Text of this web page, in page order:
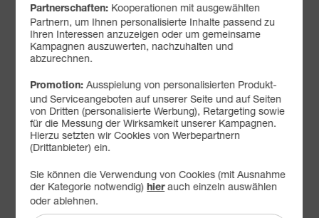
FAQ: Am häufigsten gesucht
Festnetz
Bestellen
Festnetz-Sperren
Festnetz-Rufnummern
Festnetz-Verbindungen
Festnetz-DSL-Störung
Partnerschaften: Kooperationen mit ausgewählten
Partnern, um Ihnen personalisierte Inhalte passend zu
Ihren Interessen anzuzeigen oder um gemeinsame
Kampagnen auszuwerten, nachzuhalten und
abzurechnen.
Promotion: Ausspielung von personalisierten Produkt-
und Serviceangeboten auf unserer Seite und auf Seiten
von Dritten (personalisierte Werbung), Retargeting sowie
für die Messung der Wirksamkeit unserer Kampagnen.
Hierzu setzten wir Cookies von Werbepartnern
(Drittanbieter) ein.
Sie können die Verwendung von Cookies (mit Ausnahme
der Kategorie notwendig)hierauch einzeln auswählen
oder ablehnen.